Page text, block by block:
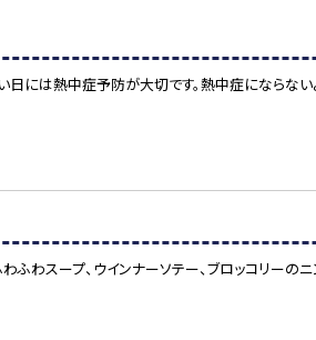
には熱中症予防が大切です。熱中症にならない
わふわスープ、ウインナーソテー、ブロッコリー